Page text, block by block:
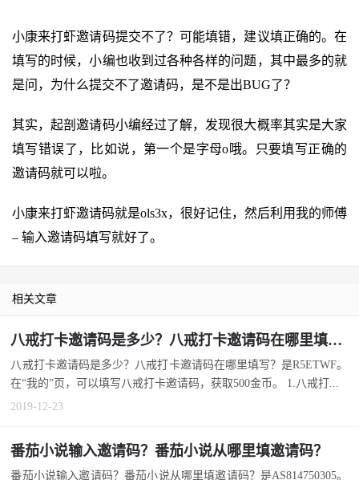
小康来打虾邀请码提交不了？可能填错，建议填正确的。在
填写的时候，小编也收到过各种各样的问题，其中最多的就
是问，为什么提交不了邀请码，是不是出BUG了？
其实，起剖邀请码小编经过了解，发现很大概率其实是大家
填写错误了，比如说，第一个是字母o哦。只要填写正确的
邀请码就可以啦。
小康来打虾邀请码就是ols3x，很好记住，然后利用我的师傅
– 输入邀请码填写就好了。
相关文章
八戒打卡邀请码是多少？八戒打卡邀请码在哪里填写？
八戒打卡邀请码是多少？八戒打卡邀请码在哪里填写？是R5ETWF。
在“我的”页，可以填写八戒打卡邀请码，获取500金币。 1.八戒打...
2019-12-23
番茄小说输入邀请码？番茄小说从哪里填邀请码？
番茄小说输入邀请码？番茄小说从哪里填邀请码？是AS814750305。